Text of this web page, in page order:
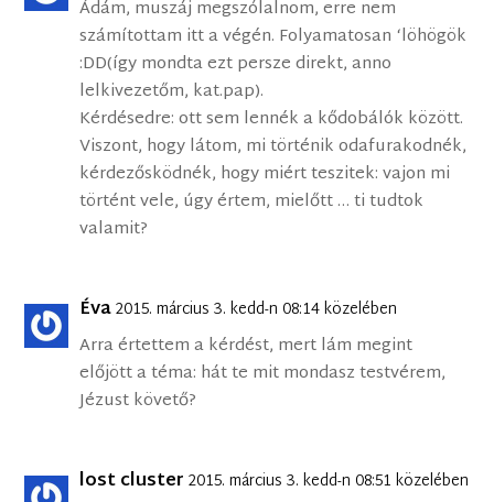
Ádám, muszáj megszólalnom, erre nem
számítottam itt a végén. Folyamatosan ‘löhögök
:DD(így mondta ezt persze direkt, anno
lelkivezetőm, kat.pap).
Kérdésedre: ott sem lennék a kődobálók között.
Viszont, hogy látom, mi történik odafurakodnék,
kérdezősködnék, hogy miért teszitek: vajon mi
történt vele, úgy értem, mielőtt … ti tudtok
valamit?
Éva2015. március 3. kedd-n 08:14 közelében
Arra értettem a kérdést, mert lám megint
előjött a téma: hát te mit mondasz testvérem,
Jézust követő?
lost cluster 2015. március 3. kedd-n 08:51 közelében